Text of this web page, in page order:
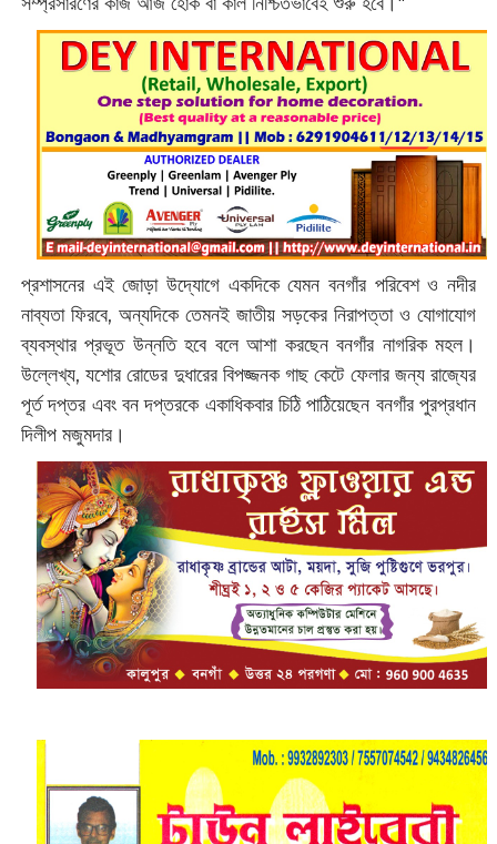
প্রশাসনের এই জোড়া উদ্যোগে একদিকে যেমন বনগাঁর পরিবেশ ও নদীর
নাব্যতা ফিরবে, অন্যদিকে তেমনই জাতীয় সড়কের নিরাপত্তা ও যোগাযোগ
ব্যবস্থার প্রভূত উন্নতি হবে বলে আশা করছেন বনগাঁর নাগরিক মহল।
উল্লেখ্য, যশোর রোডের দুধারের বিপজ্জনক গাছ কেটে ফেলার জন্য রাজ্যের
পূর্ত দপ্তর এবং বন দপ্তরকে একাধিকবার চিঠি পাঠিয়েছেন বনগাঁর পুরপ্রধান
দিলীপ মজুমদার।